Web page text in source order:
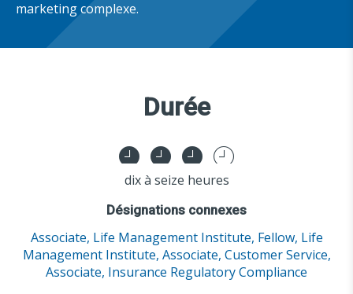
marketing complexe.
Durée
dix à seize heures
Désignations connexes
Associate, Life Management Institute, Fellow, Life
Management Institute, Associate, Customer Service,
Associate, Insurance Regulatory Compliance